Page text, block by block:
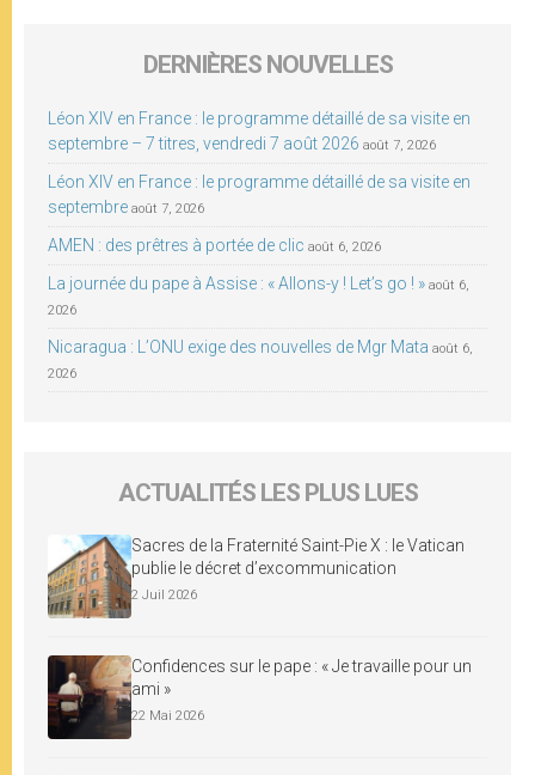
DERNIÈRES NOUVELLES
Léon XIV en France : le programme détaillé de sa visite en
septembre – 7 titres, vendredi 7 août 2026 août 7, 2026
Léon XIV en France : le programme détaillé de sa visite en
septembre août 7, 2026
AMEN : des prêtres à portée de clic août 6, 2026
La journée du pape à Assise : « Allons-y ! Let’s go ! » août 6,
2026
Nicaragua : L’ONU exige des nouvelles de Mgr Mata août 6,
2026
ACTUALITÉS LES PLUS LUES
Sacres de la Fraternité Saint-Pie X : le Vatican
publie le décret d’excommunication
2 Juil 2026
Confidences sur le pape : « Je travaille pour un
ami »
22 Mai 2026